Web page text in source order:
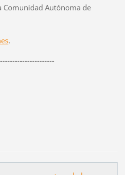
Comunidad Autónoma de
.